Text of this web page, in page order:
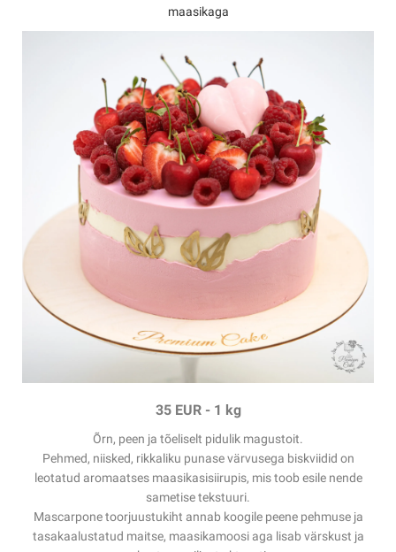
maasikaga
35 EUR- 1 kg
Õrn, peen ja tõeliselt pidulik magustoit.
Pehmed, niisked, rikkaliku punase värvusega biskviidid on
leotatud aromaatses maasikasisiirupis, mis toob esile nende
sametise tekstuuri.
Mascarpone toorjuustukiht annab koogile peene pehmuse ja
tasakaalustatud maitse, maasikamoosi aga lisab värskust ja